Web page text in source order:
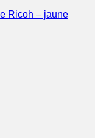
Ricoh – jaune